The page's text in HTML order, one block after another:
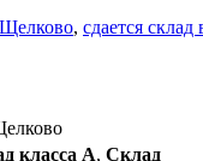
Щелково, сдается
класса A, Склад